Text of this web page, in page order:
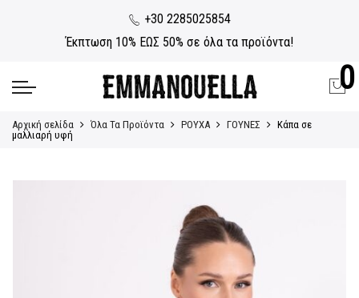
+30 2285025854
Έκπτωση 10% ΕΩΣ 50% σε όλα τα προϊόντα!
0
Αρχική σελίδα Όλα Τα Προϊόντα ΡΟΥΧΑ ΓΟΥΝΕΣ
Κάπα σε
μαλλιαρή υφή